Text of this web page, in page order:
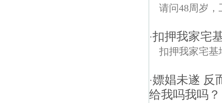
请问48周岁
·扣押我家宅
扣押我家宅基
·嫖娼未遂 反
给我吗我吗？